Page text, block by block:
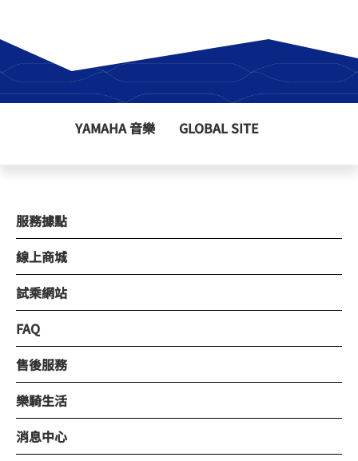
YAMAHA 音樂 GLOBAL SITE
服務據點
線上商城
試乘網站
FAQ
售後服務
樂騎生活
消息中心